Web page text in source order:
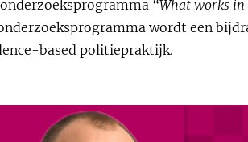
“What works
wordt een
based politiepraktijk.